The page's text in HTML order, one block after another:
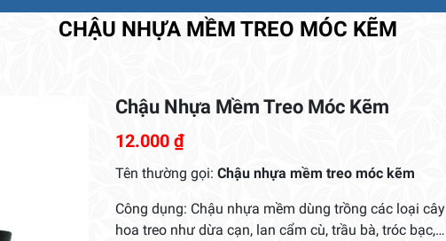
CHẬU NHỰA MỀM TREO MÓC KẼM
Chậu Nhựa Mềm Treo Móc Kẽm
12.000 ₫
Tên thường gọi: Chậu nhựa mềm treo móc kẽm
Công dụng: Chậu nhựa mềm dùng trồng các loại cây
hoa treo như dừa cạn, lan cẩm cù, trầu bà, tróc bạc,…